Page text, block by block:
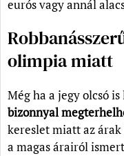
eurós vagy annál
olimpia miatt
Még ha a jegy olcsó is
bizonnyal
kereslet miatt az
a magas árairól